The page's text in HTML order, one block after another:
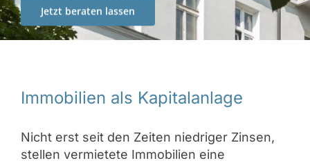
AnfrageJetzt beraten lassen
Immobilien als Kapitalanlage
Nicht erst seit den Zeiten niedriger Zinsen,
stellen vermietete Immobilien eine